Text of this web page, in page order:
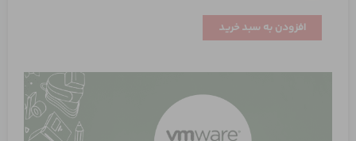
معرفی
Intelligent
iLO
افزودن به سبد خرید